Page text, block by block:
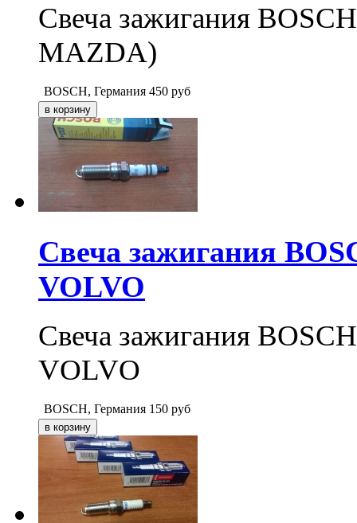
Свеча зажигания
MAZDA)
BOSCH, Германия 450 руб
Свеча зажигания
VOLVO
Свеча зажигания
VOLVO
BOSCH, Германия 150 руб